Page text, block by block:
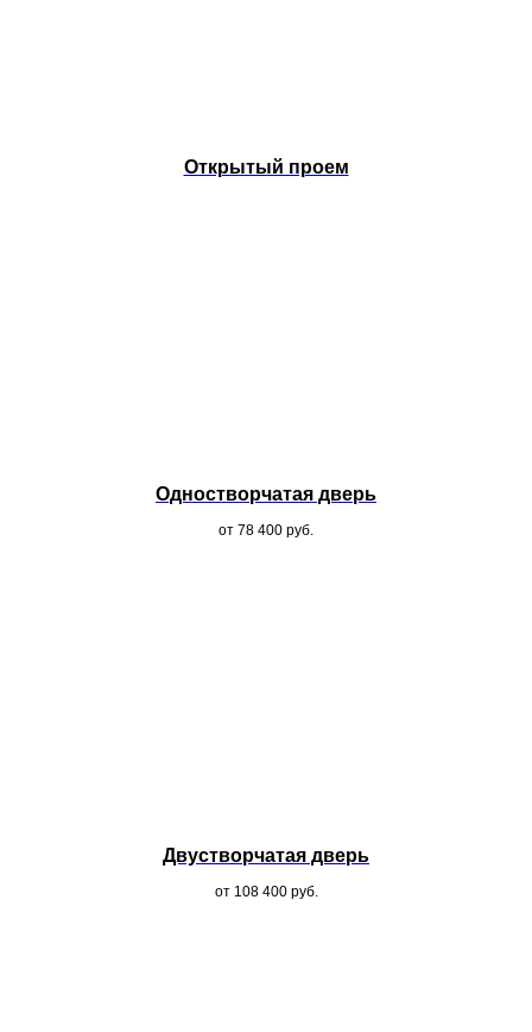
Открытый проем
Одностворчатая дверь
от 78 400 руб.
Двустворчатая дверь
от 108 400 руб.